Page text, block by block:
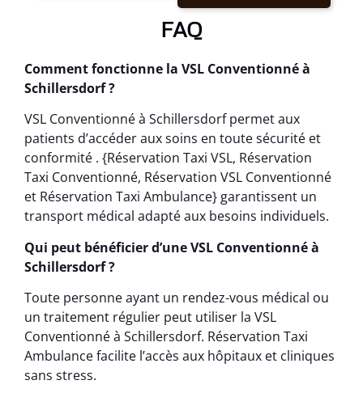
FAQ
Comment fonctionne la VSL Conventionné à
Schillersdorf ?
VSL Conventionné à Schillersdorf permet aux
patients d’accéder aux soins en toute sécurité et
conformité . {Réservation Taxi VSL, Réservation
Taxi Conventionné, Réservation VSL Conventionné
et Réservation Taxi Ambulance} garantissent un
transport médical adapté aux besoins individuels.
Qui peut bénéficier d’une VSL Conventionné à
Schillersdorf ?
Toute personne ayant un rendez-vous médical ou
un traitement régulier peut utiliser la VSL
Conventionné à Schillersdorf. Réservation Taxi
Ambulance facilite l’accès aux hôpitaux et cliniques
sans stress.